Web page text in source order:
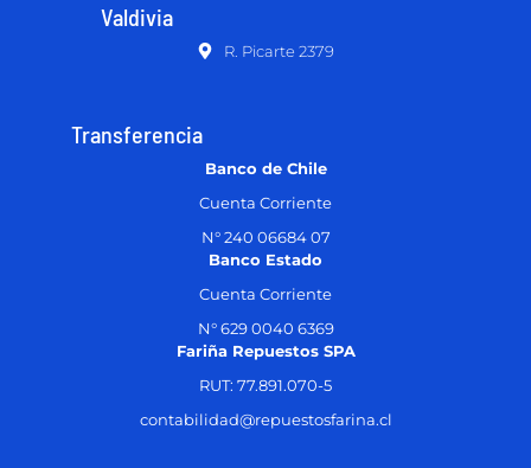
Valdivia
R. Picarte 2379
Transferencia
Banco de Chile
Cuenta Corriente
N° 240 06684 07
Banco Estado
Cuenta Corriente
N° 629 0040 6369
Fariña Repuestos SPA
RUT: 77.891.070-5
contabilidad@repuestosfarina.cl